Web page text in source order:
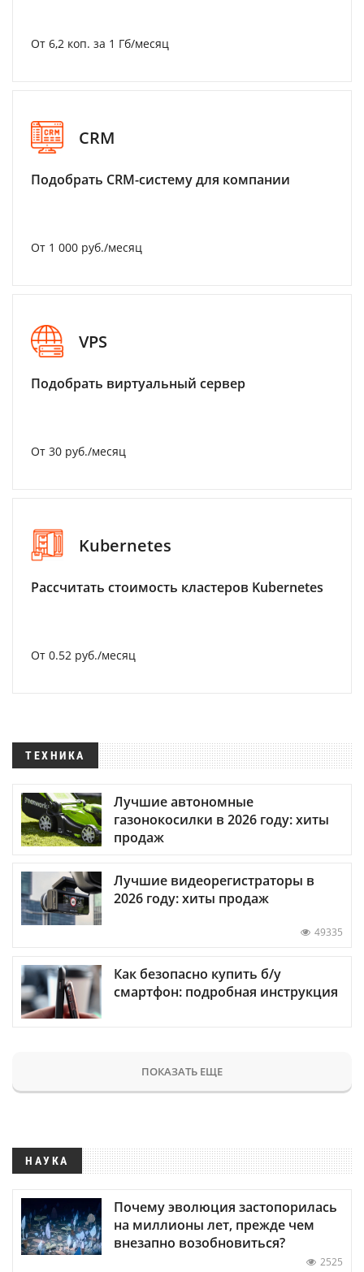
От 6,2 коп. за 1 Гб/месяц
CRM
Подобрать CRM-систему для компании
От 1 000 руб./месяц
VPS
Подобрать виртуальный сервер
От 30 руб./месяц
Kubernetes
Рассчитать стоимость кластеров Kubernetes
От 0.52 руб./месяц
ТЕХНИКА
Лучшие автономные
газонокосилки в 2026 году: хиты
продаж
Лучшие видеорегистраторы в
2026 году: хиты продаж
49335
Как безопасно купить б/у
смартфон: подробная инструкция
ПОКАЗАТЬ ЕЩЕ
НАУКА
Почему эволюция застопорилась
на миллионы лет, прежде чем
внезапно возобновиться?
2525